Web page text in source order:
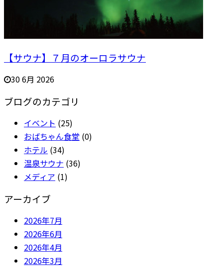
【サウナ】７月のオーロラサウナ
30 6月 2026
ブログのカテゴリ
イベント (25)
おばちゃん食堂 (0)
ホテル (34)
温泉サウナ (36)
メディア (1)
アーカイブ
2026年7月
2026年6月
2026年4月
2026年3月